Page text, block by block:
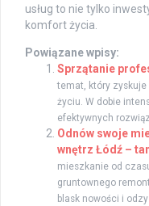
usług to nie tylko
komfort życia.
Powiązane wpisy:
Sprzątanie
temat, który
życiu. W dobie
efektywnych
Odnów swoje
wnętrz Łódź –
mieszkanie od
gruntownego
blask nowości i